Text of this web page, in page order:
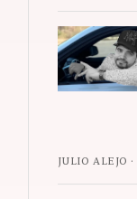
JULIO ALEJO ·